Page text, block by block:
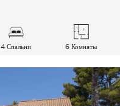
4 Спальни 6 Комнаты